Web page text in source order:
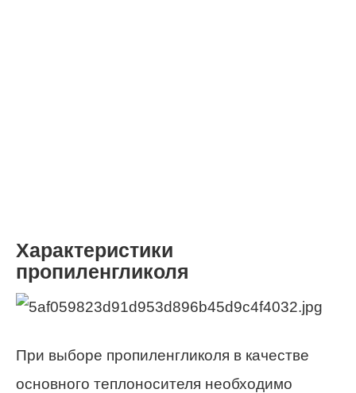
Характеристики
пропиленгликоля
При выборе пропиленгликоля в качестве
основного теплоносителя необходимо